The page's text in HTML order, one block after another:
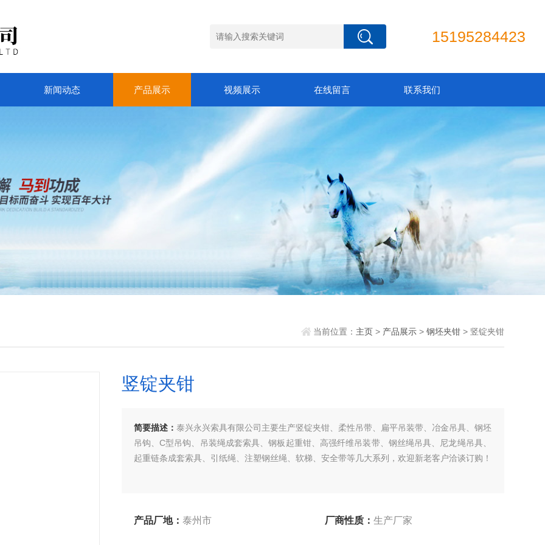
15195284423
新闻动态 产品展示 视频展示 在线留言 联系我们
当前位置： 主页> 产品展示> 钢坯夹钳> 竖锭夹钳
竖锭夹钳
简要描述： 泰兴永兴索具有限公司主要生产竖锭夹钳、柔性吊带、扁平吊装带、冶金吊具、钢坯
吊钩、C型吊钩、吊装绳成套索具、钢板起重钳、高强纤维吊装带、钢丝绳吊具、尼龙绳吊具、
起重链条成套索具、引纸绳、注塑钢丝绳、软梯、安全带等几大系列，欢迎新老客户洽谈订购！
产品厂地： 泰州市 厂商性质：生产厂家